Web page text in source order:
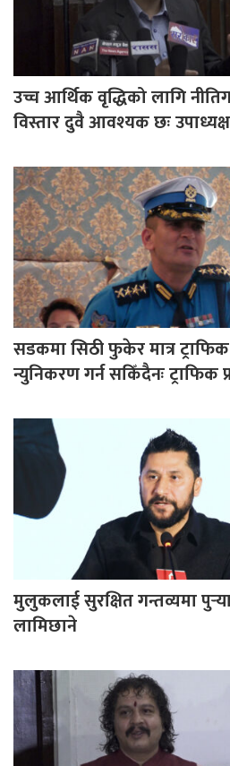
उच्च आर्थिक वृद्धिको लागि
विस्तार दुवै आवश्यक छः उपाध्यक्ष
सडकमा सिठी फुकेर मात्र
न्युनिकरण गर्न सकिँदैनः ट्राफिक
मुलुकलाई सुरक्षित गन्तव्यमा
लामिछाने